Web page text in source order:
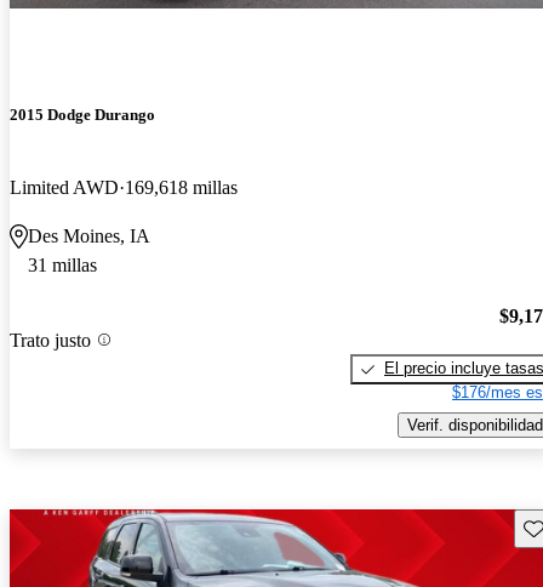
2015 Dodge Durango
Limited AWD 169,618 millas
Des Moines, IA
31 millas
Trato justo
El precio incluye tasas
$176/mes
Verif. disponibilidad